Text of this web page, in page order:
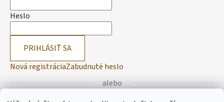
Heslo
PRIHLÁSIŤ SA
Nová registráciaZabudnuté heslo
alebo